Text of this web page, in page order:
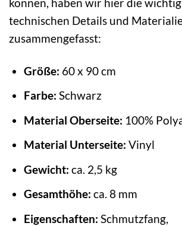
technischen Details und
zusammengefasst:
Größe: 60 x 90 cm
Farbe: Schwarz
Material Oberseite: 100%
Material Unterseite: Vinyl
Gewicht: ca. 2,5 kg
Gesamthöhe: ca. 8 mm
Eigenschaften: Schmutzfang,